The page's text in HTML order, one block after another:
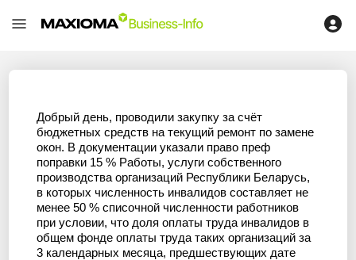
Добрый день, проводили закупку за счёт
бюджетных средств на текущий ремонт по замене
окон. В документации указали право преф
поправки 15 % Работы, услуги собственного
производства организаций Республики Беларусь,
в которых численность инвалидов составляет не
менее 50 % списочной численности работников
при условии, что доля оплаты труда инвалидов в
общем фонде оплаты труда таких организаций за
3 календарных месяца, предшествующих дате